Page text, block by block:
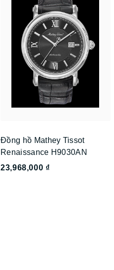
Đồng hồ Mathey Tissot
Renaissance H9030AN
23,968,000 ₫